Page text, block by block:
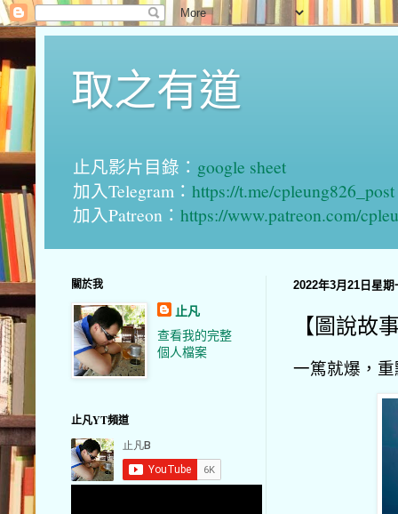
取之有道
止凡影片目錄： google sheet
加入Telegram： https://t.me/cpleung826_post
加入Patreon： https://www.patreon.com/
2022年3月21日星期
【圖說故
一篤就爆，
關於我
止凡
查看我的完整
個人檔案
止凡YT頻道